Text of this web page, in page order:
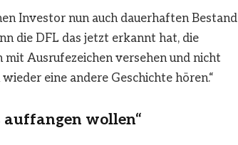
Investor nun auch dauerhaften Bestand
die DFL das jetzt erkannt hat, die
Ausrufezeichen versehen und nicht
eine andere Geschichte hören.“
auffangen wollen“